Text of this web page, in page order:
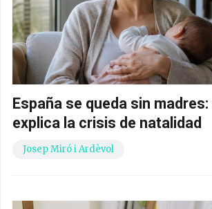
España se queda sin
explica la crisis de natalidad
Josep Miró i Ardèvol